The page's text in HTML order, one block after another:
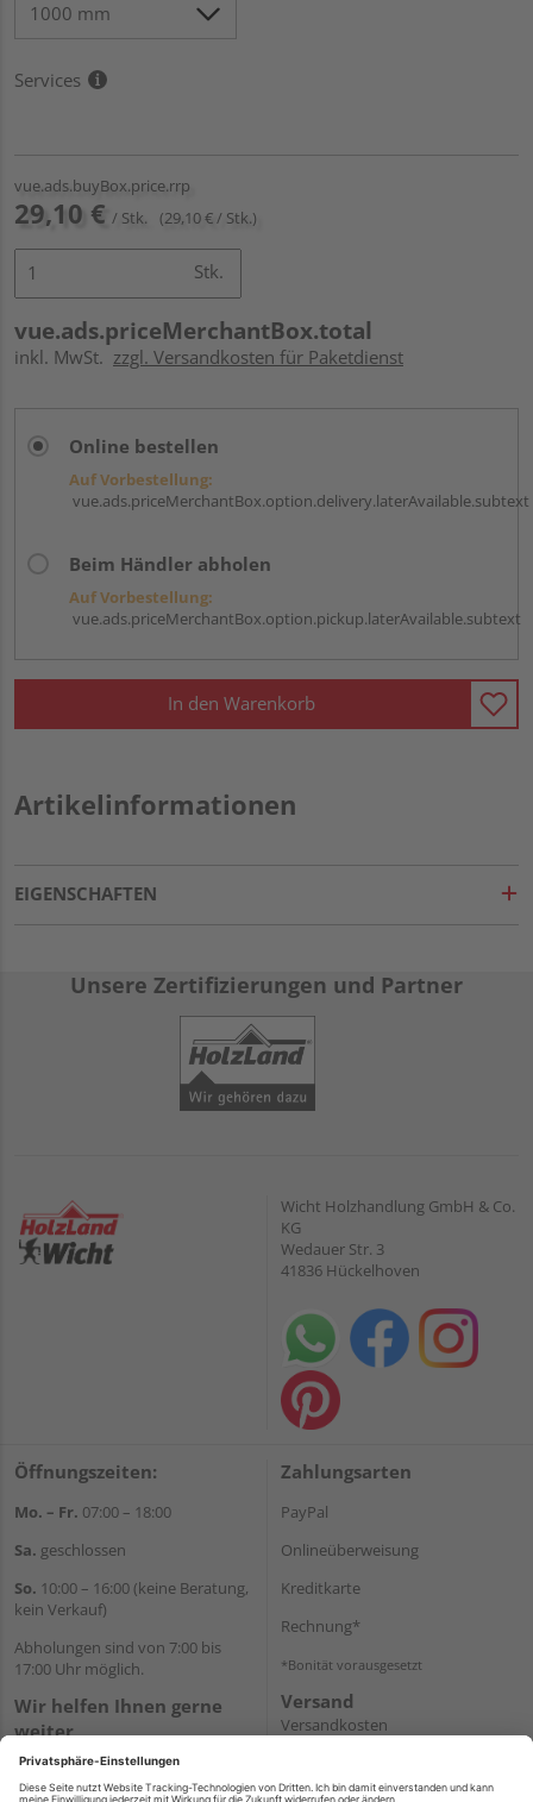
Services
vue.ads.buyBox.price.rrp
29,10 € / Stk. (29,10 € / Stk.)
Stk.
vue.ads.priceMerchantBox.total
inkl. MwSt. zzgl. Versandkosten für Paketdienst
Online bestellen
Auf Vorbestellung:
vue.ads.priceMerchantBox.option.delivery.laterAvailable.subtext
Beim Händler abholen
Auf Vorbestellung:
vue.ads.priceMerchantBox.option.pickup.laterAvailable.subtext
In den Warenkorb
Artikelinformationen
EIGENSCHAFTEN
Unsere Zertifizierungen und Partner
Wicht Holzhandlung GmbH & Co.
KG
Wedauer Str. 3
41836 Hückelhoven
Öffnungszeiten:
Mo. – Fr. 07:00 – 18:00
Sa. geschlossen
So. 10:00 – 16:00 (keine Beratung,
kein Verkauf)
Abholungen sind von 7:00 bis
17:00 Uhr möglich.
Wir helfen Ihnen gerne
weiter
Tel.:+49 2462 99099
Zahlungsarten
PayPal
Onlineüberweisung
Kreditkarte
Rechnung*
*Bonität vorausgesetzt
Versand
Versandkosten